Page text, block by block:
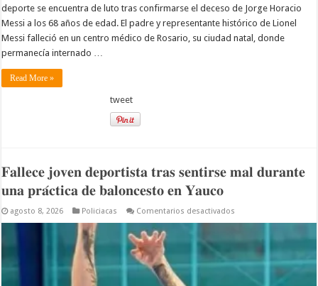
deporte se encuentra de luto tras confirmarse el deceso de Jorge Horacio
Messi a los 68 años de edad. El padre y representante histórico de Lionel
Messi falleció en un centro médico de Rosario, su ciudad natal, donde
permanecía internado …
Read More »
tweet
𝐅𝐚𝐥𝐥𝐞𝐜𝐞 𝐣𝐨𝐯𝐞𝐧 𝐝𝐞𝐩𝐨𝐫𝐭𝐢𝐬𝐭𝐚 𝐭𝐫𝐚𝐬 𝐬𝐞𝐧𝐭𝐢𝐫𝐬𝐞 𝐦𝐚𝐥 𝐝𝐮𝐫𝐚𝐧𝐭𝐞
𝐮𝐧𝐚 𝐩𝐫𝐚́𝐜𝐭𝐢𝐜𝐚 𝐝𝐞 𝐛𝐚𝐥𝐨𝐧𝐜𝐞𝐬𝐭𝐨 𝐞𝐧 𝐘𝐚𝐮𝐜𝐨
agosto 8, 2026 Policiacas Comentarios desactivados
𝐬𝐞𝐧𝐭𝐢𝐫𝐬𝐞
𝐦𝐚𝐥
𝐝𝐮𝐫𝐚𝐧𝐭𝐞